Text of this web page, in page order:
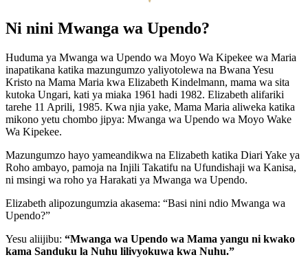
Ni nini Mwanga wa Upendo?
Huduma ya Mwanga wa Upendo wa Moyo Wa Kipekee wa Maria
inapatikana katika mazungumzo yaliyotolewa na Bwana Yesu
Kristo na Mama Maria kwa Elizabeth Kindelmann, mama wa sita
kutoka Ungari, kati ya miaka 1961 hadi 1982. Elizabeth alifariki
tarehe 11 Aprili, 1985. Kwa njia yake, Mama Maria aliweka katika
mikono yetu chombo jipya: Mwanga wa Upendo wa Moyo Wake
Wa Kipekee.
Mazungumzo hayo yameandikwa na Elizabeth katika Diari Yake ya
Roho ambayo, pamoja na Injili Takatifu na Ufundishaji wa Kanisa,
ni msingi wa roho ya Harakati ya Mwanga wa Upendo.
Elizabeth alipozungumzia akasema: “Basi nini ndio Mwanga wa
Upendo?”
Yesu aliijibu: “Mwanga wa Upendo wa Mama yangu ni kwako
kama Sanduku la Nuhu lilivyokuwa kwa Nuhu.”